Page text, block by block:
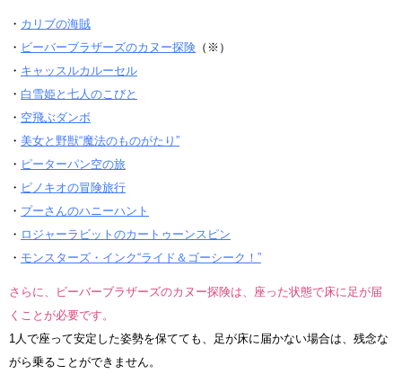
・ カリブの海賊
・ ビーバーブラザーズのカヌー探険 （※）
・ キャッスルカルーセル
・ 白雪姫と七人のこびと
・ 空飛ぶダンボ
・ 美女と野獣“魔法のものがたり”
・ ピーターパン空の旅
・ ピノキオの冒険旅行
・ プーさんのハニーハント
・ ロジャーラビットのカートゥーンスピン
・ モンスターズ・インク“ライド＆ゴーシーク！”
さらに、ビーバーブラザーズのカヌー探険は、座った状態で床に足が届
くことが必要です。
1人で座って安定した姿勢を保てても、足が床に届かない場合は、残念な
がら乗ることができません。